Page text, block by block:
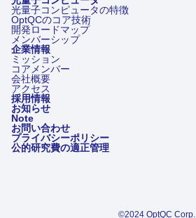
光量子コンピュータの特徴
OptQCのコア技術
開発ロードマップ
メンバーシップ
企業情報
ミッション
コアメンバー
会社概要
アクセス
採用情報
お知らせ
Note
お問い合わせ
プライバシーポリシー
公的研究費の適正管理
©2024 OptQC Corp.